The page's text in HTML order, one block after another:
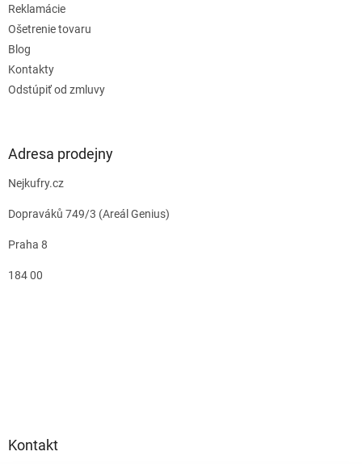
Reklamácie
Ošetrenie tovaru
Blog
Kontakty
Odstúpiť od zmluvy
Adresa prodejny
Nejkufry.cz
Dopraváků 749/3 (Areál Genius)
Praha 8
184 00
Kontakt